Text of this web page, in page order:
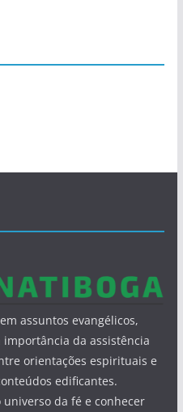
assuntos evangélicos,
da assistência
orientações espirituais e
edificantes.
universo da fé e conhecer